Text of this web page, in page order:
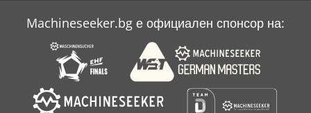
Machineseeker.bg е официален спонсор на: